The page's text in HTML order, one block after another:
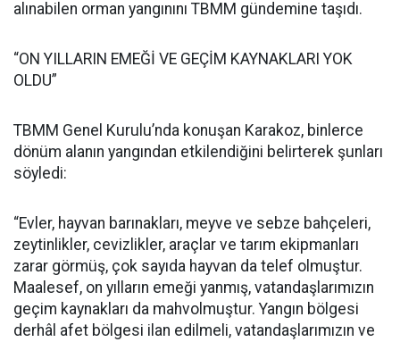
alınabilen orman yangınını TBMM gündemine taşıdı.
“ON YILLARIN EMEĞİ VE GEÇİM KAYNAKLARI YOK
OLDU”
TBMM Genel Kurulu’nda konuşan Karakoz, binlerce
dönüm alanın yangından etkilendiğini belirterek şunları
söyledi:
“Evler, hayvan barınakları, meyve ve sebze bahçeleri,
zeytinlikler, cevizlikler, araçlar ve tarım ekipmanları
zarar görmüş, çok sayıda hayvan da telef olmuştur.
Maalesef, on yılların emeği yanmış, vatandaşlarımızın
geçim kaynakları da mahvolmuştur. Yangın bölgesi
derhâl afet bölgesi ilan edilmeli, vatandaşlarımızın ve